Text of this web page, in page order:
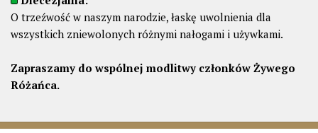
O trzeźwość w naszym narodzie, łaskę uwolnienia dla
wszystkich zniewolonych różnymi nałogami i używkami.
Zapraszamy do wspólnej modlitwy członków Żywego
Różańca.